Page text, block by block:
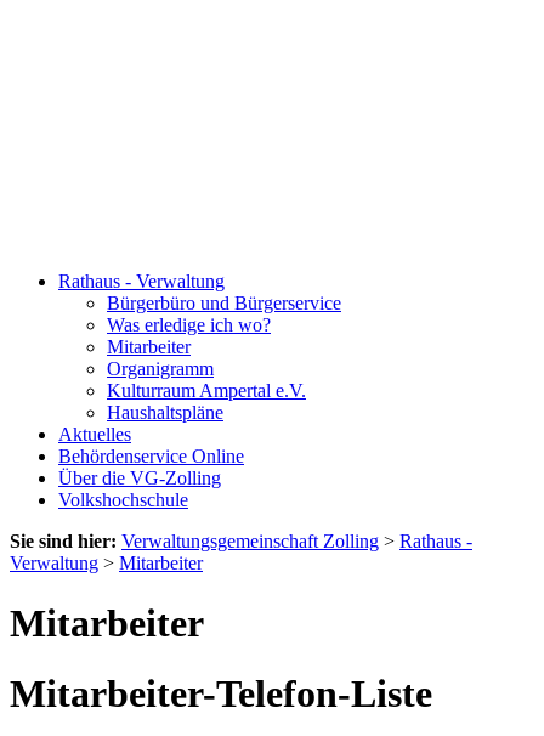
Rathaus - Verwaltung
Bürgerbüro und Bürgerservice
Was erledige ich wo?
Mitarbeiter
Organigramm
Kulturraum Ampertal e.V.
Haushaltspläne
Aktuelles
Behördenservice Online
Über die VG-Zolling
Volkshochschule
Sie sind hier: Verwaltungsgemeinschaft Zolling > Rathaus -
Verwaltung > Mitarbeiter
Mitarbeiter
Mitarbeiter-Telefon-Liste